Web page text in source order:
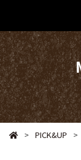
> PICK&UP >